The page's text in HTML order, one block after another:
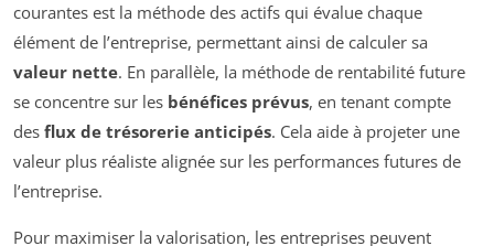
courantes est la méthode des actifs qui évalue chaque
élément de l’entreprise, permettant ainsi de calculer sa
valeur nette. En parallèle, la méthode de rentabilité future
se concentre sur les bénéfices prévus, en tenant compte
des flux de trésorerie anticipés. Cela aide à projeter une
valeur plus réaliste alignée sur les performances futures de
l’entreprise.
Pour maximiser la valorisation, les entreprises peuvent